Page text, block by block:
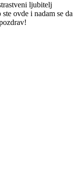
ljubitelj
ovde i nadam se da